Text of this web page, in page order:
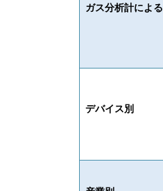
ガス分析計による
デバイス別